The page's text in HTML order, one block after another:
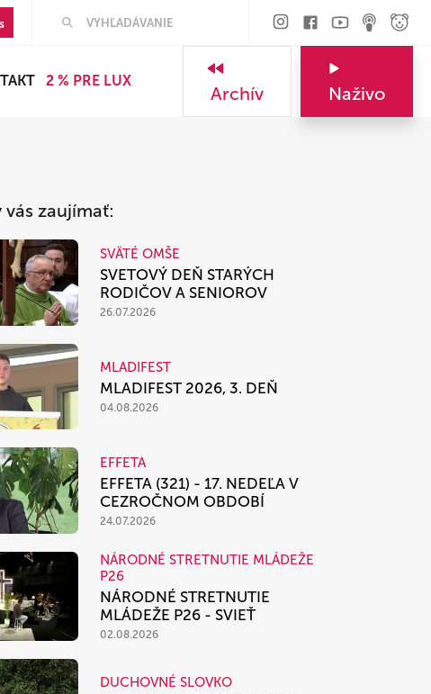
2 % PRE LUX
Archív Naživo
vás zaujímať:
SVÄTÉ OMŠE
SVETOVÝ DEŇ STARÝCH
RODIČOV A SENIOROV
26.07.2026
MLADIFEST
MLADIFEST 2026, 3. DEŇ
04.08.2026
EFFETA
EFFETA (321) - 17. NEDEĽA V
CEZROČNOM OBDOBÍ
24.07.2026
NÁRODNÉ STRETNUTIE MLÁDEŽE
P26
NÁRODNÉ STRETNUTIE
MLÁDEŽE P26 - SVIEŤ
02.08.2026
DUCHOVNÉ SLOVKO